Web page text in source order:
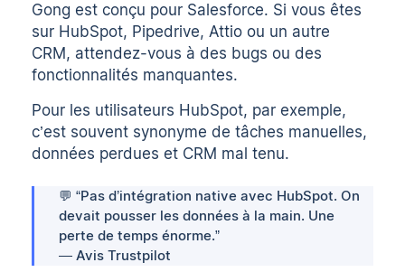
Gong est conçu pour Salesforce. Si vous êtes
sur HubSpot, Pipedrive, Attio ou un autre
CRM, attendez-vous à des bugs ou des
fonctionnalités manquantes.
Pour les utilisateurs HubSpot, par exemple,
c’est souvent synonyme de tâches manuelles,
données perdues et CRM mal tenu.
💬 “Pas d’intégration native avec HubSpot. On
devait pousser les données à la main. Une
perte de temps énorme.”
— Avis Trustpilot